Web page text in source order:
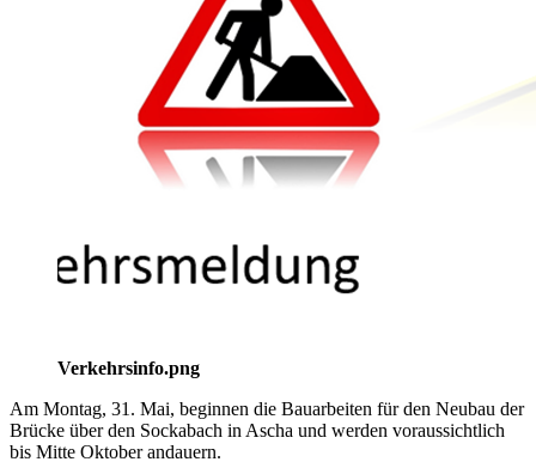
Verkehrsinfo.png
Am Montag, 31. Mai, beginnen die Bauarbeiten für den Neubau der
Brücke über den Sockabach in Ascha und werden voraussichtlich
bis Mitte Oktober andauern.